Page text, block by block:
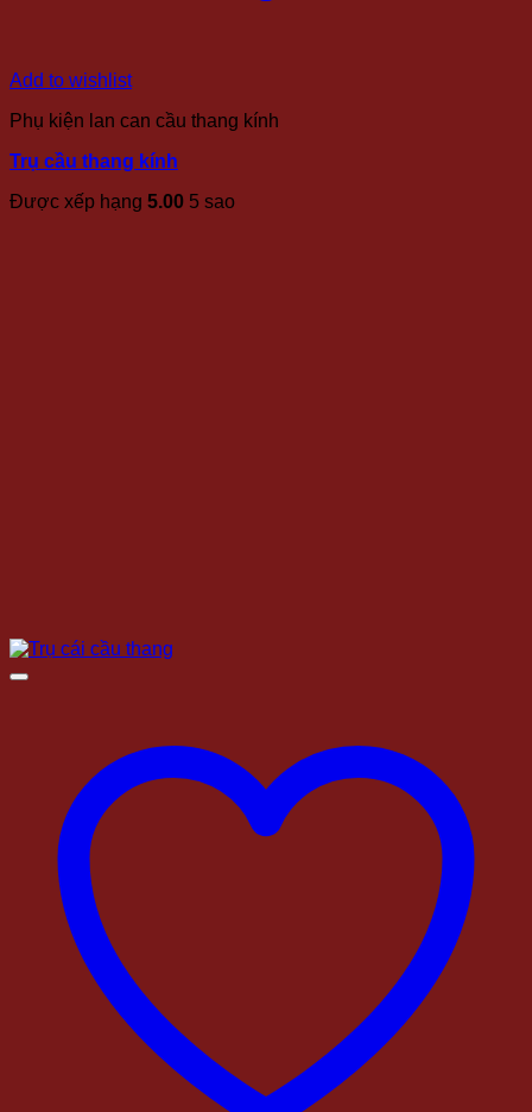
Add to wishlist
Phụ kiện lan can cầu thang kính
Trụ cầu thang kính
Được xếp hạng 5.00 5 sao